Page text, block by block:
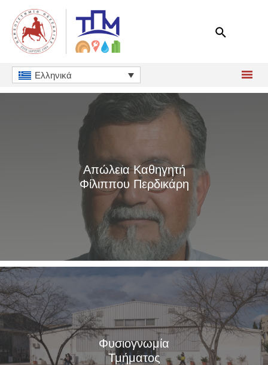
περιεχόμενο
Ελληνικά
Απώλεια Καθηγητή
Φίλιππου Περδικάρη
Φυσιογνωμία
Τμήματος